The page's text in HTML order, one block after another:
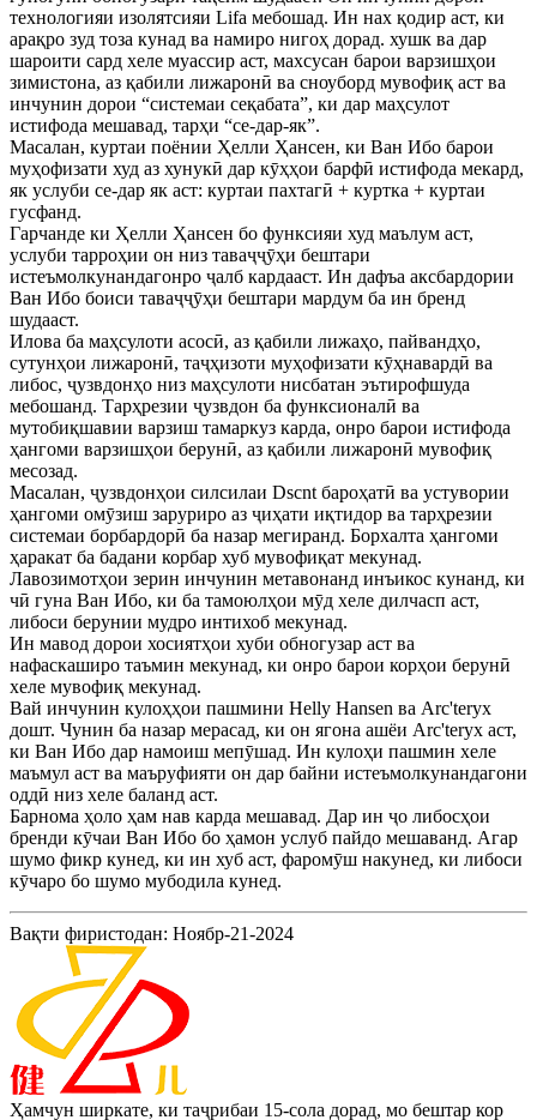
технологияи изолятсияи Lifa мебошад. Ин нах қодир аст, ки
арақро зуд тоза кунад ва намиро нигоҳ дорад. хушк ва дар
шароити сард хеле муассир аст, махсусан барои варзишҳои
зимистона, аз қабили лижаронӣ ва сноуборд мувофиқ аст ва
инчунин дорои “системаи сеқабата”, ки дар маҳсулот
истифода мешавад, тарҳи “се-дар-як”.
Масалан, куртаи поёнии Ҳелли Ҳансен, ки Ван Ибо барои
муҳофизати худ аз хунукӣ дар кӯҳҳои барфӣ истифода мекард,
як услуби се-дар як аст: куртаи пахтагӣ + куртка + куртаи
гусфанд.
Гарчанде ки Ҳелли Ҳансен бо функсияи худ маълум аст,
услуби тарроҳии он низ таваҷҷӯҳи бештари
истеъмолкунандагонро ҷалб кардааст. Ин дафъа аксбардории
Ван Ибо боиси таваҷҷӯҳи бештари мардум ба ин бренд
шудааст.
Илова ба маҳсулоти асосӣ, аз қабили лижаҳо, пайвандҳо,
сутунҳои лижаронӣ, таҷҳизоти муҳофизати кӯҳнавардӣ ва
либос, ҷузвдонҳо низ маҳсулоти нисбатан эътирофшуда
мебошанд. Тарҳрезии ҷузвдон ба функсионалӣ ва
мутобиқшавии варзиш тамаркуз карда, онро барои истифода
ҳангоми варзишҳои берунӣ, аз қабили лижаронӣ мувофиқ
месозад.
Масалан, ҷузвдонҳои силсилаи Dscnt бароҳатӣ ва устувории
ҳангоми омӯзиш заруриро аз ҷиҳати иқтидор ва тарҳрезии
системаи борбардорӣ ба назар мегиранд. Борхалта ҳангоми
ҳаракат ба бадани корбар хуб мувофиқат мекунад.
Лавозимотҳои зерин инчунин метавонанд инъикос кунанд, ки
чӣ гуна Ван Ибо, ки ба тамоюлҳои мӯд хеле дилчасп аст,
либоси берунии мудро интихоб мекунад.
Ин мавод дорои хосиятҳои хуби обногузар аст ва
нафаскаширо таъмин мекунад, ки онро барои корҳои берунӣ
хеле мувофиқ мекунад.
Вай инчунин кулоҳҳои пашмини Helly Hansen ва Arc'teryx
дошт. Чунин ба назар мерасад, ки он ягона ашёи Arc'teryx аст,
ки Ван Ибо дар намоиш мепӯшад. Ин кулоҳи пашмин хеле
маъмул аст ва маъруфияти он дар байни истеъмолкунандагони
оддӣ низ хеле баланд аст.
Барнома ҳоло ҳам нав карда мешавад. Дар ин ҷо либосҳои
бренди кӯчаи Ван Ибо бо ҳамон услуб пайдо мешаванд. Агар
шумо фикр кунед, ки ин хуб аст, фаромӯш накунед, ки либоси
кӯчаро бо шумо мубодила кунед.
Вақти фиристодан: Ноябр-21-2024
Ҳамчун ширкате, ки таҷрибаи 15-сола дорад, мо бештар кор